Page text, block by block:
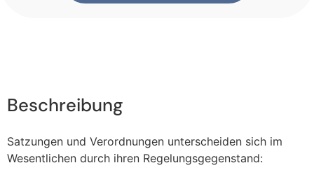
Beschreibung
Satzungen und Verordnungen unterscheiden sich im
Wesentlichen durch ihren Regelungsgegenstand: